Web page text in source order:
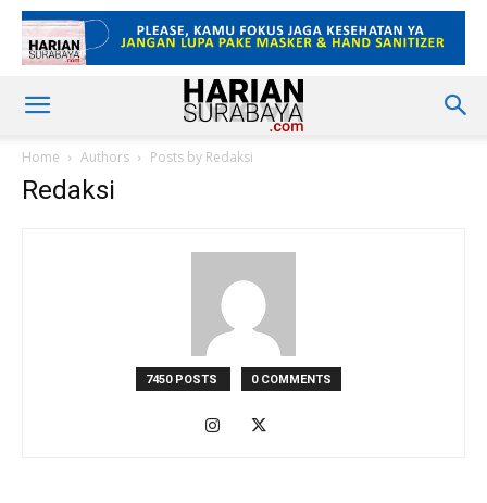
Home Authors Posts by Redaksi
Redaksi
7450 POSTS 0 COMMENTS